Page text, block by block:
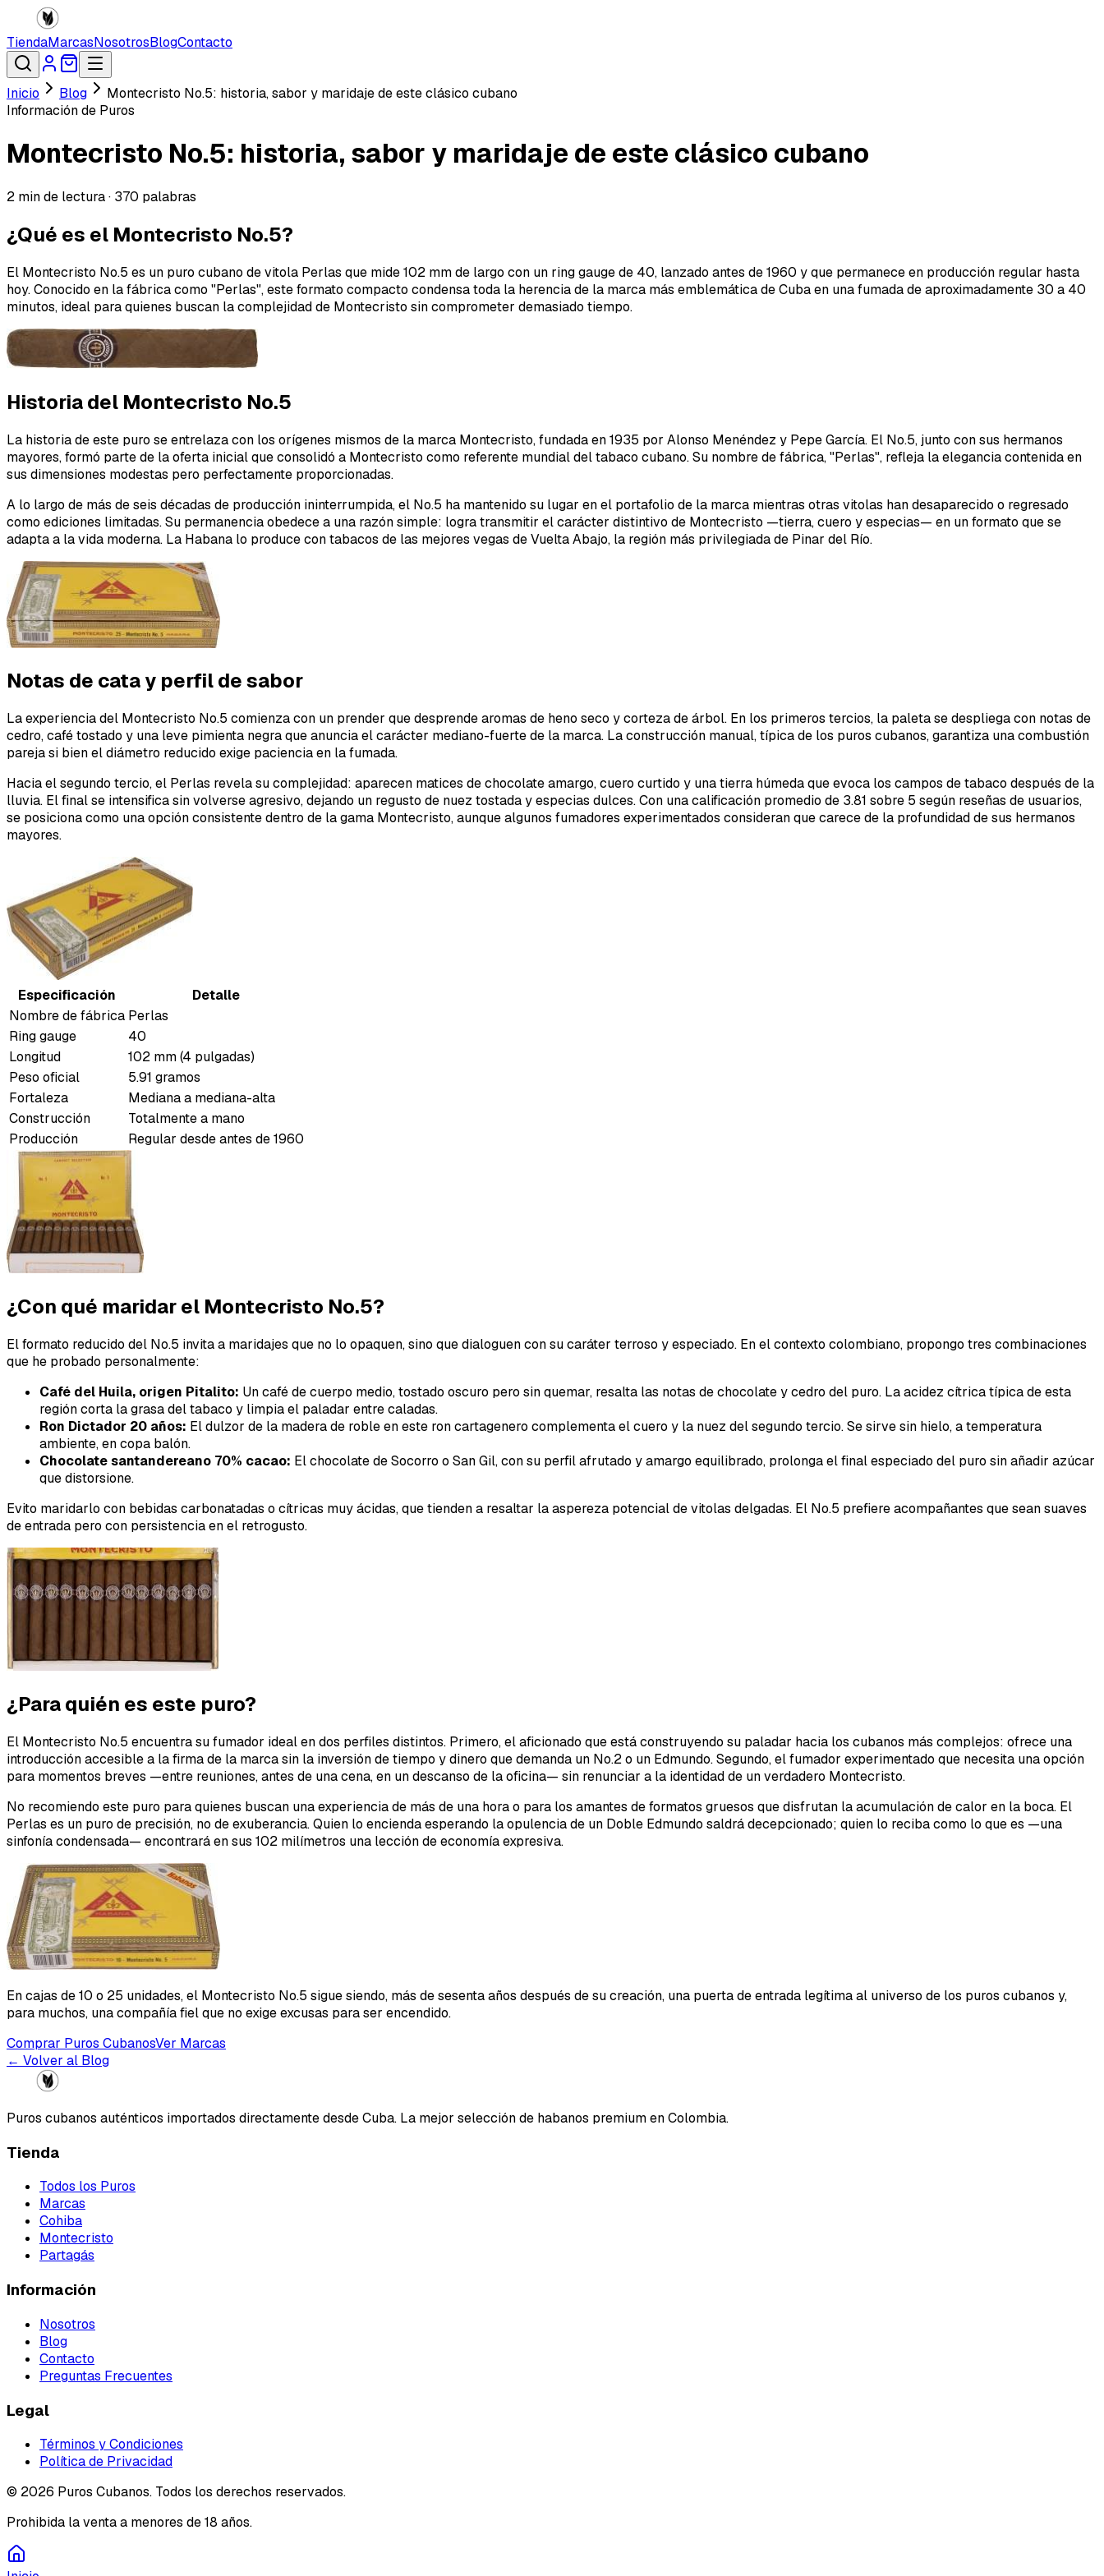
TiendaMarcasNosotrosBlogContacto
Inicio Blog
Montecristo No.5: historia, sabor y maridaje de este clásico cubano
Información de Puros
Montecristo No.5: historia, sabor y maridaje de este clásico cubano
2 min de lectura · 370 palabras
¿Qué es el Montecristo No.5?
El Montecristo No.5 es un puro cubano de vitola Perlas que mide 102 mm de largo con un ring gauge de 40, lanzado antes de 1960 y que permanece en producción regular hasta
hoy. Conocido en la fábrica como "Perlas", este formato compacto condensa toda la herencia de la marca más emblemática de Cuba en una fumada de aproximadamente 30 a 40
minutos, ideal para quienes buscan la complejidad de Montecristo sin comprometer demasiado tiempo.
Historia del Montecristo No.5
La historia de este puro se entrelaza con los orígenes mismos de la marca Montecristo, fundada en 1935 por Alonso Menéndez y Pepe García. El No.5, junto con sus hermanos
mayores, formó parte de la oferta inicial que consolidó a Montecristo como referente mundial del tabaco cubano. Su nombre de fábrica, "Perlas", refleja la elegancia contenida en
sus dimensiones modestas pero perfectamente proporcionadas.
A lo largo de más de seis décadas de producción ininterrumpida, el No.5 ha mantenido su lugar en el portafolio de la marca mientras otras vitolas han desaparecido o regresado
como ediciones limitadas. Su permanencia obedece a una razón simple: logra transmitir el carácter distintivo de Montecristo —tierra, cuero y especias— en un formato que se
adapta a la vida moderna. La Habana lo produce con tabacos de las mejores vegas de Vuelta Abajo, la región más privilegiada de Pinar del Río.
Notas de cata y perfil de sabor
La experiencia del Montecristo No.5 comienza con un prender que desprende aromas de heno seco y corteza de árbol. En los primeros tercios, la paleta se despliega con notas de
cedro, café tostado y una leve pimienta negra que anuncia el carácter mediano-fuerte de la marca. La construcción manual, típica de los puros cubanos, garantiza una combustión
pareja si bien el diámetro reducido exige paciencia en la fumada.
Hacia el segundo tercio, el Perlas revela su complejidad: aparecen matices de chocolate amargo, cuero curtido y una tierra húmeda que evoca los campos de tabaco después de la
lluvia. El final se intensifica sin volverse agresivo, dejando un regusto de nuez tostada y especias dulces. Con una calificación promedio de 3.81 sobre 5 según reseñas de usuarios,
se posiciona como una opción consistente dentro de la gama Montecristo, aunque algunos fumadores experimentados consideran que carece de la profundidad de sus hermanos
mayores.
Especificación
Detalle
Nombre de fábrica Perlas
Ring gauge
40
Longitud
102 mm (4 pulgadas)
Peso oficial
5.91 gramos
Fortaleza
Mediana a mediana-alta
Construcción
Totalmente a mano
Producción
Regular desde antes de 1960
¿Con qué maridar el Montecristo No.5?
El formato reducido del No.5 invita a maridajes que no lo opaquen, sino que dialoguen con su caráter terroso y especiado. En el contexto colombiano, propongo tres combinaciones
que he probado personalmente:
Café del Huila, origen Pitalito: Un café de cuerpo medio, tostado oscuro pero sin quemar, resalta las notas de chocolate y cedro del puro. La acidez cítrica típica de esta
región corta la grasa del tabaco y limpia el paladar entre caladas.
Ron Dictador 20 años: El dulzor de la madera de roble en este ron cartagenero complementa el cuero y la nuez del segundo tercio. Se sirve sin hielo, a temperatura
ambiente, en copa balón.
Chocolate santandereano 70% cacao: El chocolate de Socorro o San Gil, con su perfil afrutado y amargo equilibrado, prolonga el final especiado del puro sin añadir azúcar
que distorsione.
Evito maridarlo con bebidas carbonatadas o cítricas muy ácidas, que tienden a resaltar la aspereza potencial de vitolas delgadas. El No.5 prefiere acompañantes que sean suaves
de entrada pero con persistencia en el retrogusto.
¿Para quién es este puro?
El Montecristo No.5 encuentra su fumador ideal en dos perfiles distintos. Primero, el aficionado que está construyendo su paladar hacia los cubanos más complejos: ofrece una
introducción accesible a la firma de la marca sin la inversión de tiempo y dinero que demanda un No.2 o un Edmundo. Segundo, el fumador experimentado que necesita una opción
para momentos breves —entre reuniones, antes de una cena, en un descanso de la oficina— sin renunciar a la identidad de un verdadero Montecristo.
No recomiendo este puro para quienes buscan una experiencia de más de una hora o para los amantes de formatos gruesos que disfrutan la acumulación de calor en la boca. El
Perlas es un puro de precisión, no de exuberancia. Quien lo encienda esperando la opulencia de un Doble Edmundo saldrá decepcionado; quien lo reciba como lo que es —una
sinfonía condensada— encontrará en sus 102 milímetros una lección de economía expresiva.
En cajas de 10 o 25 unidades, el Montecristo No.5 sigue siendo, más de sesenta años después de su creación, una puerta de entrada legítima al universo de los puros cubanos y,
para muchos, una compañía fiel que no exige excusas para ser encendido.
Comprar Puros CubanosVer Marcas
← Volver al Blog
Puros cubanos auténticos importados directamente desde Cuba. La mejor selección de habanos premium en Colombia.
Tienda
Todos los Puros
Marcas
Cohiba
Montecristo
Partagás
Información
Nosotros
Blog
Contacto
Preguntas Frecuentes
Legal
Términos y Condiciones
Política de Privacidad
© 2026 Puros Cubanos. Todos los derechos reservados.
Prohibida la venta a menores de 18 años.